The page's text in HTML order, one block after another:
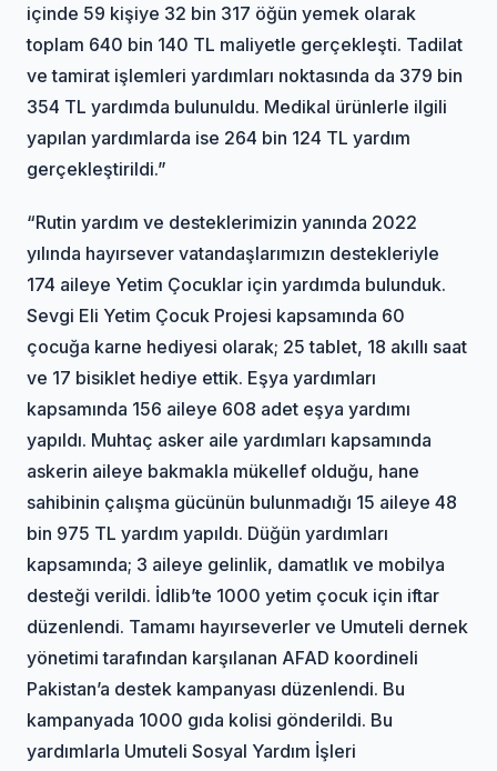
içinde 59 kişiye 32 bin 317 öğün yemek olarak
toplam 640 bin 140 TL maliyetle gerçekleşti. Tadilat
ve tamirat işlemleri yardımları noktasında da 379 bin
354 TL yardımda bulunuldu. Medikal ürünlerle ilgili
yapılan yardımlarda ise 264 bin 124 TL yardım
gerçekleştirildi.”
“Rutin yardım ve desteklerimizin yanında 2022
yılında hayırsever vatandaşlarımızın destekleriyle
174 aileye Yetim Çocuklar için yardımda bulunduk.
Sevgi Eli Yetim Çocuk Projesi kapsamında 60
çocuğa karne hediyesi olarak; 25 tablet, 18 akıllı saat
ve 17 bisiklet hediye ettik. Eşya yardımları
kapsamında 156 aileye 608 adet eşya yardımı
yapıldı. Muhtaç asker aile yardımları kapsamında
askerin aileye bakmakla mükellef olduğu, hane
sahibinin çalışma gücünün bulunmadığı 15 aileye 48
bin 975 TL yardım yapıldı. Düğün yardımları
kapsamında; 3 aileye gelinlik, damatlık ve mobilya
desteği verildi. İdlib’te 1000 yetim çocuk için iftar
düzenlendi. Tamamı hayırseverler ve Umuteli dernek
yönetimi tarafından karşılanan AFAD koordineli
Pakistan’a destek kampanyası düzenlendi. Bu
kampanyada 1000 gıda kolisi gönderildi. Bu
yardımlarla Umuteli Sosyal Yardım İşleri